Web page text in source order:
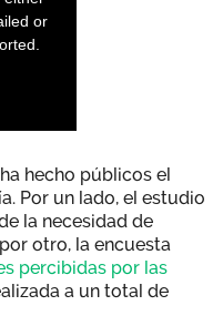
hecho públicos el
Por un lado, el estudio
la necesidad de
otro, la encuesta
percibidas por las
a un total de